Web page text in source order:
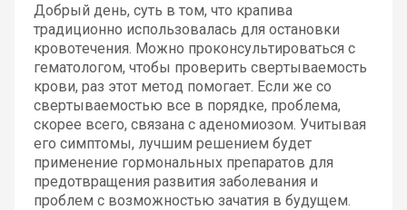
Добрый день, суть в том, что крапива
традиционно использовалась для остановки
кровотечения. Можно проконсультироваться с
гематологом, чтобы проверить свертываемость
крови, раз этот метод помогает. Если же со
свертываемостью все в порядке, проблема,
скорее всего, связана с аденомиозом. Учитывая
его симптомы, лучшим решением будет
применение гормональных препаратов для
предотвращения развития заболевания и
проблем с возможностью зачатия в будущем.